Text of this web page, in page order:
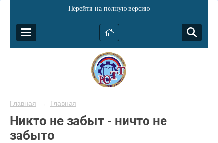
Перейти на полную версию
Главная → Главная
Никто не забыт - ничто не
забыто